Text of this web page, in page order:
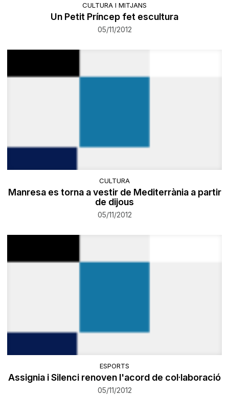
CULTURA I MITJANS
Un Petit Príncep fet escultura
05/11/2012
CULTURA
Manresa es torna a vestir de Mediterrània a partir
de dijous
05/11/2012
ESPORTS
Assignia i Silenci renoven l'acord de col·laboració
05/11/2012